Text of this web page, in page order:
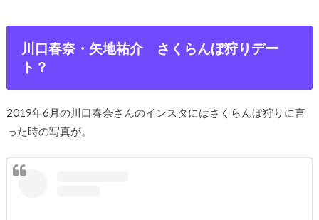
川口春奈・矢地祐介 さくらんぼ狩りデー
ト？
2019年6月の川口春奈さんのインスタにはさくらんぼ狩りに言
った時の写真が。